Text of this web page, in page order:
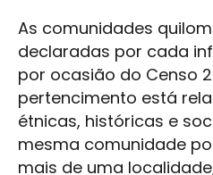
As comunidades
declaradas por cada
por ocasião do Censo
pertencimento está
étnicas, históricas e
mesma comunidade
mais de uma